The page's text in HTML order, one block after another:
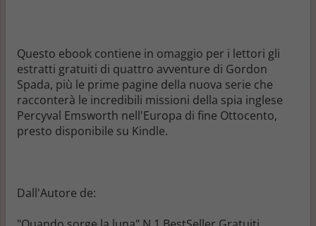
Questo ebook contiene in omaggio per i lettori gli
estratti gratuiti di quattro avventure di Gordon
Spada, più le prime pagine della nuova serie che
racconterà le incredibili missioni della spia inglese
Percyval Emsworth nell'Europa di fine Ottocento,
presto disponibile su Kindle.
Dall'Autore de: